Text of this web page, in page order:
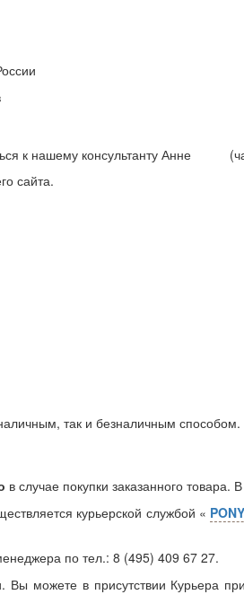
к нашему консультанту Анне
сайта.
так и безналичным
в случае покупки заказанного товара.
курьерской службой «
по тел.: 8 (495) 409 67 27.
Вы можете в присутствии